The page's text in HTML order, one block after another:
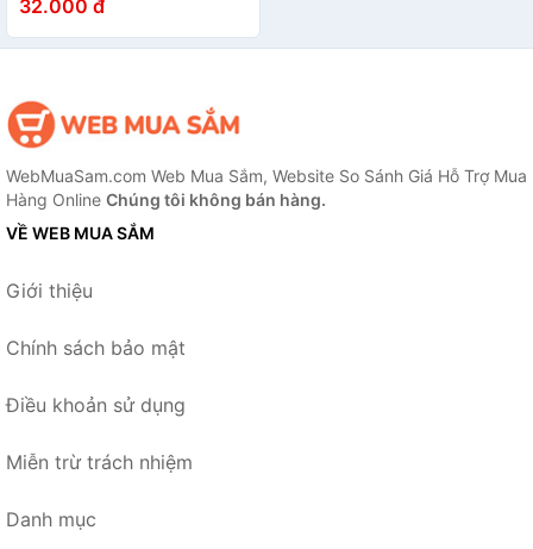
32.000 đ
WebMuaSam.com Web Mua Sắm, Website So Sánh Giá Hỗ Trợ Mua
Hàng Online Chúng tôi không bán hàng.
VỀ WEB MUA SẮM
Giới thiệu
Chính sách bảo mật
Điều khoản sử dụng
Miễn trừ trách nhiệm
Danh mục